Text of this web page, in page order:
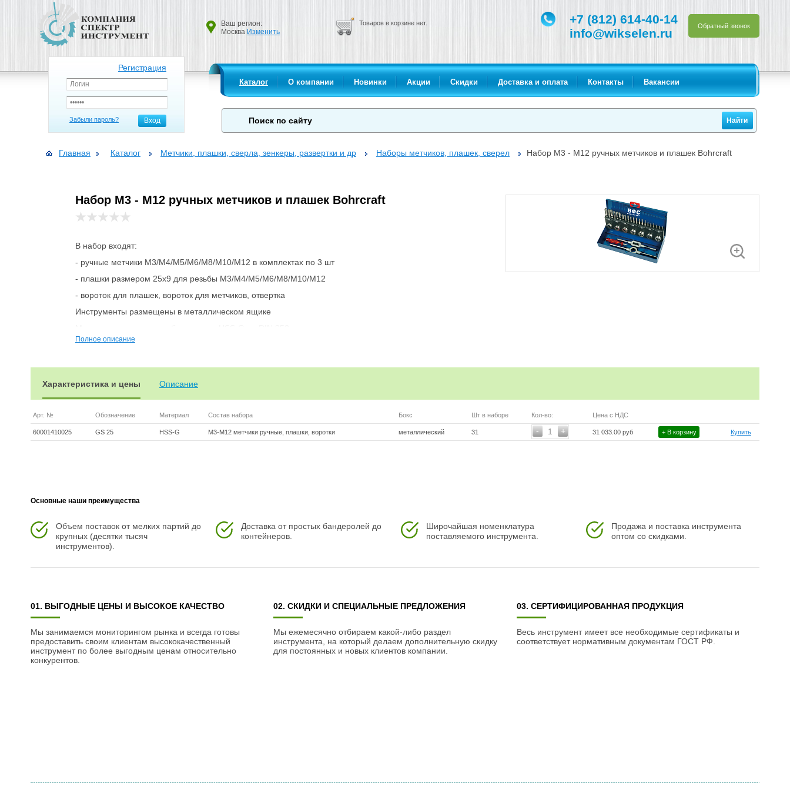
+7 (812) 614-40-14
info@wikselen.ru
Обратный звонок
Ваш регион:
Москва Изменить
Товаров в корзине нет.
Регистрация
Забыли пароль? Вход
Каталог О компании Новинки Акции Скидки Доставка и оплата Контакты Вакансии
Главная Каталог Метчики, плашки, сверла, зенкеры, развертки и др Наборы метчиков, плашек, сверел Набор М3 - М12 ручных метчиков и плашек Bohrcraft
Набор М3 - М12 ручных метчиков и плашек Bohrcraft
В набор входят:
- ручные метчики М3/М4/М5/М6/М8/М10/М12 в комплектах по 3 шт
- плашки размером 25х9 для резьбы М3/М4/М5/М6/М8/М10/М12
- вороток для плашек, вороток для метчиков, отвертка
Инструменты размещены в металлическом ящике
Полное описание
Характеристика и цены Описание
Арт. № Обозначение Материал Состав набора Бокс Шт в наборе Кол-во: Цена с НДС
60001410025 GS 25 HSS-G М3-М12 метчики ручные, плашки, воротки металлический 31 +
- 1 31 033.00 руб + В корзину Купить
Основные наши преимущества
Объем поставок от мелких партий до
крупных (десятки тысяч
инструментов).
Доставка от простых бандеролей до
контейнеров.
Широчайшая номенклатура
поставляемого инструмента.
Продажа и поставка инструмента
оптом со скидками.
01. ВЫГОДНЫЕ ЦЕНЫ И ВЫСОКОЕ КАЧЕСТВО
Мы занимаемся мониторингом рынка и всегда готовы
предоставить своим клиентам высококачественный
инструмент по более выгодным ценам относительно
конкурентов.
02. СКИДКИ И СПЕЦИАЛЬНЫЕ ПРЕДЛОЖЕНИЯ
Мы ежемесячно отбираем какой-либо раздел
инструмента, на который делаем дополнительную скидку
для постоянных и новых клиентов компании.
03. СЕРТИФИЦИРОВАННАЯ ПРОДУКЦИЯ
Весь инструмент имеет все необходимые сертификаты и
соответствует нормативным документам ГОСТ РФ.